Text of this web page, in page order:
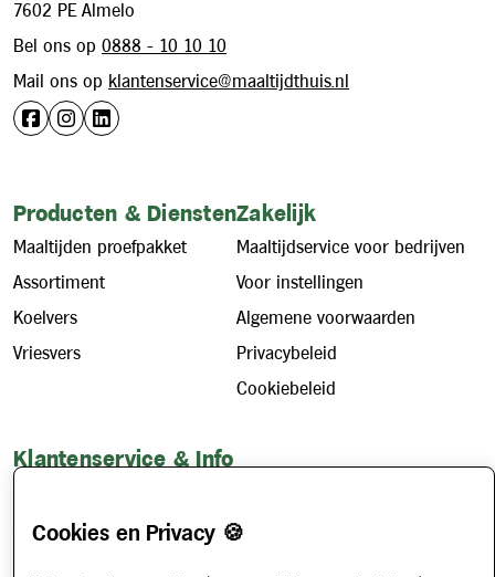
7602 PE Almelo
Bel ons op 0888 - 10 10 10
Mail ons op klantenservice@maaltijdthuis.nl
Producten & Diensten
Maaltijden proefpakket
Assortiment
Koelvers
Vriesvers
Zakelijk
Maaltijdservice voor bedrijven
Voor instellingen
Algemene voorwaarden
Privacybeleid
Cookiebeleid
Klantenservice & Info
Account aanvragen
Cookies en Privacy 🍪